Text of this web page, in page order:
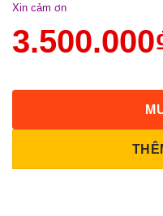
Xin cảm ơn
3.500.000